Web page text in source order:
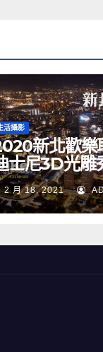
活攝影
新北歡樂
士尼3D光雕
TAIPEI
2 月 18, 2021